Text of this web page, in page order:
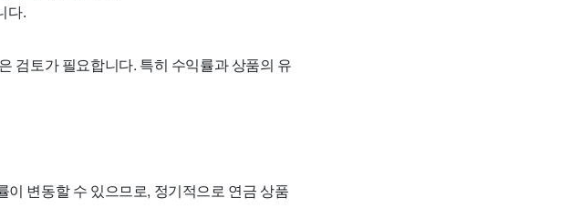
다.
검토가 필요합니다. 특히 수익률과 상품의 유
변동할 수 있으므로, 정기적으로 연금 상품